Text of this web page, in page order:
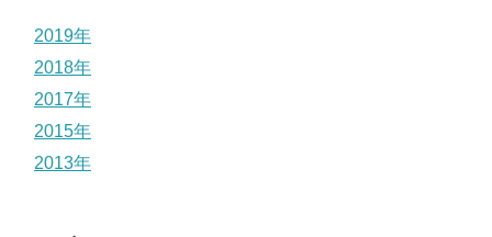
2019年
2018年
2017年
2015年
2013年